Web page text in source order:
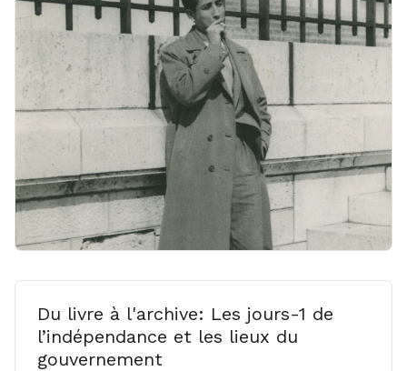
Du livre à l'archive: Les jours-1 de
l’indépendance et les lieux du
gouvernement